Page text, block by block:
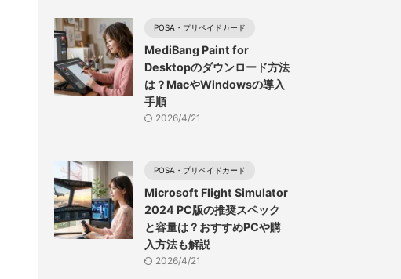
POSA・プリペイドカード
MediBang Paint for
Desktopのダウンロード方法
は？MacやWindowsの導入
手順
2026/4/21
POSA・プリペイドカード
Microsoft Flight Simulator
2024 PC版の推奨スペック
と容量は？おすすめPCや購
入方法も解説
2026/4/21